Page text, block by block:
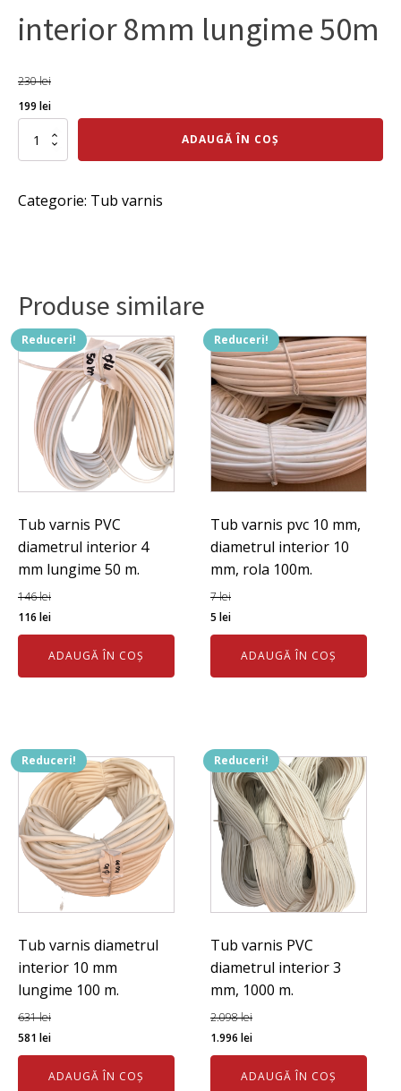
interior 8mm lungime 50m
230lei
Prețul
inițial
a
230 lei.
199 leiPrețul
curent
este:
Cantitate
interior
ADAUGĂ ÎN COȘ
Categorie: Tub varnis
Produse similare
Reduceri!
Tub varnis PVC
diametrul interior 4
mm lungime 50 m.
146lei
Prețul
inițial
fost:
116 leiPrețul
curent
este:
116 lei.
ADAUGĂ ÎN COȘ
Reduceri!
Tub varnis pvc 10 mm,
diametrul interior 10
mm, rola 100m.
7lei
Prețul
inițial
fost:
5leiPrețul
curent
este:
5 lei.
ADAUGĂ ÎN COȘ
Reduceri!
Tub varnis diametrul
interior 10 mm
lungime 100 m.
631lei
Prețul
inițial
581 leiPrețul
curent
este:
ADAUGĂ ÎN COȘ
Reduceri!
Tub varnis PVC
diametrul interior 3
mm, 1000 m.
2.098lei
Prețul
inițial
1.996leiPrețul
curent
este:
ADAUGĂ ÎN COȘ